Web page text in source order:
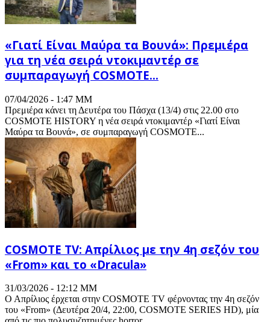
«Γιατί Είναι Μαύρα τα Βουνά»: Πρεμιέρα
για τη νέα σειρά ντοκιμαντέρ σε
συμπαραγωγή COSMOTE...
07/04/2026 - 1:47 ΜΜ
Πρεμιέρα κάνει τη Δευτέρα του Πάσχα (13/4) στις 22.00 στο
COSMOTE HISTORY η νέα σειρά ντοκιμαντέρ «Γιατί Είναι
Μαύρα τα Βουνά», σε συμπαραγωγή COSMOTE...
COSMOTE TV: Απρίλιος με την 4η σεζόν του
«From» και το «Dracula»
31/03/2026 - 12:12 ΜΜ
Ο Απρίλιος έρχεται στην COSMOTE TV φέρνοντας την 4η σεζόν
του «From» (Δευτέρα 20/4, 22:00, COSMOTE SERIES HD), μία